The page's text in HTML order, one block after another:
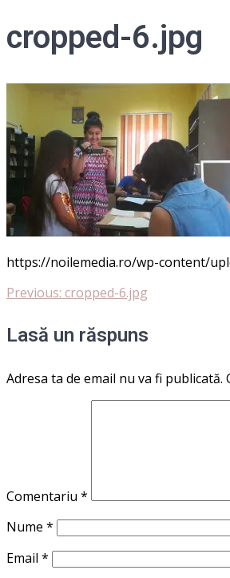
cropped-6.jpg
https://noilemedia.ro/wp-content/
Navigare
în
articole
Previous: Previous
cropped-6.jpg
Lasă un răspuns
Adresa ta de email nu va fi publicată.
Comentariu *
Nume *
Email *